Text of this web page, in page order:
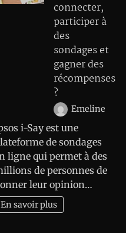
connecter,
participer à
des
sondages et
gagner des
récompenses
?
Emeline
i-Say est une
de sondages
ligne qui permet à des
de personnes de
leur opinion…
En savoir plus